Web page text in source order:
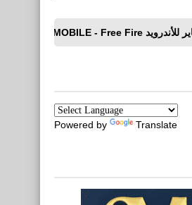
Powered by Translate